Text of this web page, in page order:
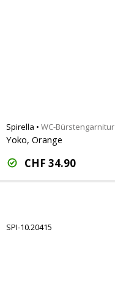
Spirella • WC-Bürstengarnitur
Yoko, Orange
CHF 34.90
SPI-10.20415